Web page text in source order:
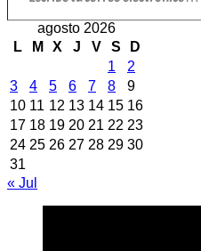
agosto 2026
L
M X J V S
D
1
2
3
4 5 6 7 8
9
10 11 12 13 14 15 16
17 18 19 20 21 22 23
24 25 26 27 28 29 30
31
« Jul